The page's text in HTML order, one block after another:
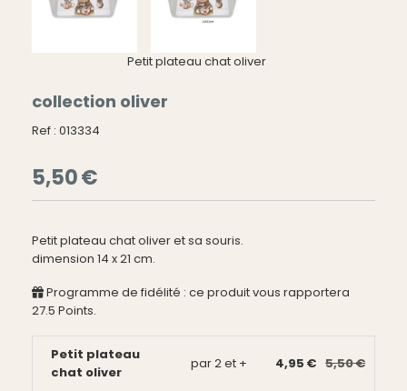
Petit plateau chat oliver
collection oliver
Ref : 013334
5,50€
Petit plateau chat oliver et sa souris.
dimension 14 x 21 cm.
Programme de fidélité : ce produit vous rapportera
27.5 Points.
Petit plateau
chat oliver
par 2 et + 4,95 € 5,50 €